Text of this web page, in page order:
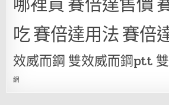
吃賽倍達用法賽倍
效威而鋼 雙效威而鋼ptt
網